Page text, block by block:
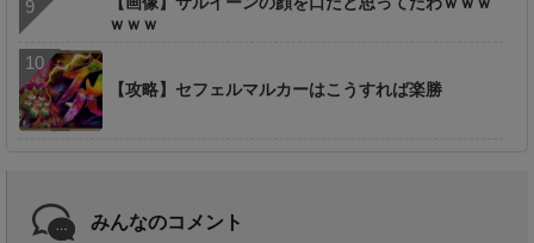
ｗｗｗ
【攻略】セフェルマルカーはこうすれば楽勝
みんなのコメント